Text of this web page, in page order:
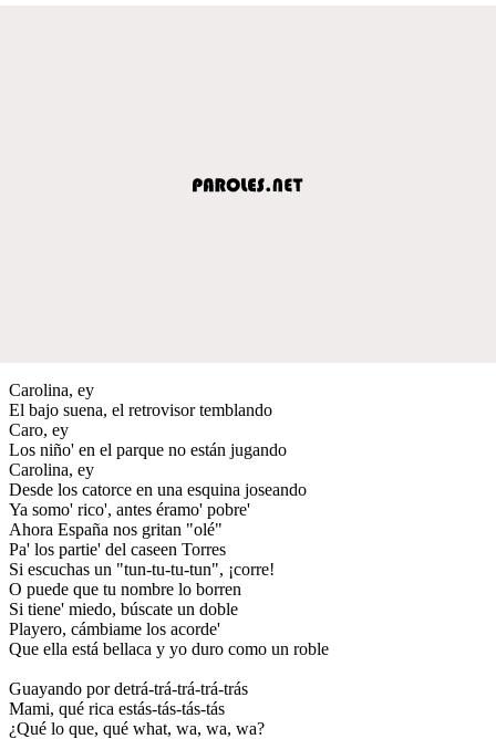
Carolina, ey
El bajo suena, el retrovisor temblando
Caro, ey
Los niño' en el parque no están jugando
Carolina, ey
Desde los catorce en una esquina joseando
Ya somo' rico', antes éramo' pobre'
Ahora España nos gritan "olé"
Pa' los partie' del caseen Torres
Si escuchas un "tun-tu-tu-tun", ¡corre!
O puede que tu nombre lo borren
Si tiene' miedo, búscate un doble
Playero, cámbiame los acorde'
Que ella está bellaca y yo duro como un roble
Guayando por detrá-trá-trá-trá-trás
Mami, qué rica estás-tás-tás-tás
¿Qué lo que, qué what, wa, wa, wa?